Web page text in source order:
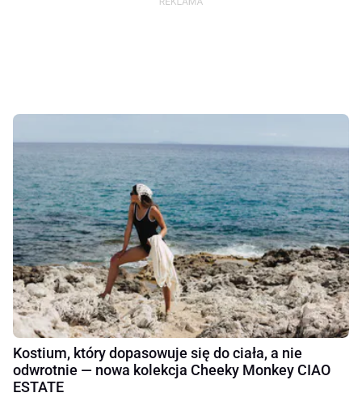
Kostium, który dopasowuje się do ciała, a nie
odwrotnie — nowa kolekcja Cheeky Monkey CIAO
ESTATE